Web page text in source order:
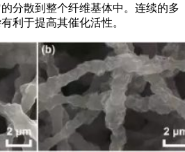
分散到整个纤维基体中。连续的多
利于提高其催化活性。